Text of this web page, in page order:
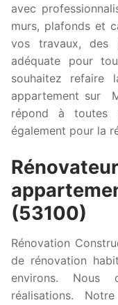
avec
murs, plafonds et
vos travaux, des
adéquate pour
souhaitez refaire
appartement sur
répond à toutes
également pour la
(53100)
Rénovation
de rénovation
environs. Nous
réalisations.